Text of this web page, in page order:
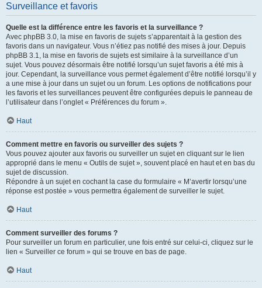
Surveillance et favoris
Quelle est la différence entre les favoris et la surveillance ?
Avec phpBB 3.0, la mise en favoris de sujets s’apparentait à la gestion des
favoris dans un navigateur. Vous n’étiez pas notifié des mises à jour. Depuis
phpBB 3.1, la mise en favoris de sujets est similaire à la surveillance d’un
sujet. Vous pouvez désormais être notifié lorsqu’un sujet favoris a été mis à
jour. Cependant, la surveillance vous permet également d’être notifié lorsqu’il y
a une mise à jour dans un sujet ou un forum. Les options de notifications pour
les favoris et les surveillances peuvent être configurées depuis le panneau de
l’utilisateur dans l’onglet « Préférences du forum ».
Haut
Comment mettre en favoris ou surveiller des sujets ?
Vous pouvez ajouter aux favoris ou surveiller un sujet en cliquant sur le lien
approprié dans le menu « Outils de sujet », souvent placé en haut et en bas du
sujet de discussion.
Répondre à un sujet en cochant la case du formulaire « M’avertir lorsqu’une
réponse est postée » vous permettra également de surveiller le sujet.
Haut
Comment surveiller des forums ?
Pour surveiller un forum en particulier, une fois entré sur celui-ci, cliquez sur le
lien « Surveiller ce forum » qui se trouve en bas de page.
Haut